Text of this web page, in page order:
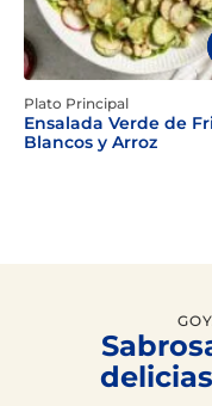
Plato Principal
Ensalada Verde de
Blancos y Arroz